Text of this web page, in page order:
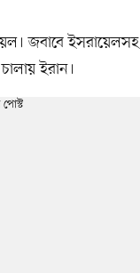
জবাবে ইসরায়েলসহ
ইরান।